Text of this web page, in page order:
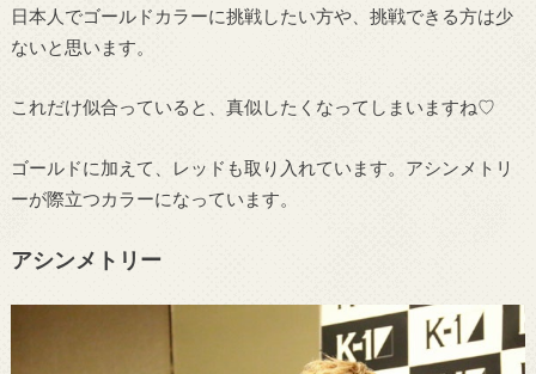
日本人でゴールドカラーに挑戦したい方や、挑戦できる方は少
ないと思います。
これだけ似合っていると、真似したくなってしまいますね♡
ゴールドに加えて、レッドも取り入れています。アシンメトリ
ーが際立つカラーになっています。
アシンメトリー